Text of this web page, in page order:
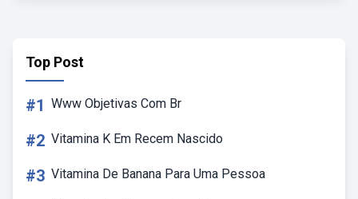
Top Post
#1 Www Objetivas Com Br
#2 Vitamina K Em Recem Nascido
#3 Vitamina De Banana Para Uma Pessoa